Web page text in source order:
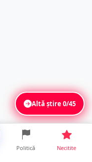
Altă știre0/45
Politică Necitite